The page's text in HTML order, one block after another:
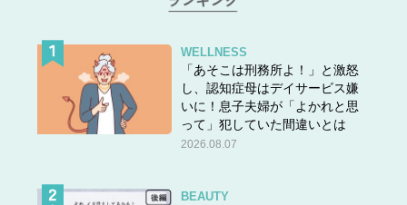
WELLNESS
「あそこは刑務所よ！」と激怒
し、認知症母はデイサービス嫌
いに！息子夫婦が「よかれと思
って」犯していた間違いとは
2026.08.07
BEAUTY